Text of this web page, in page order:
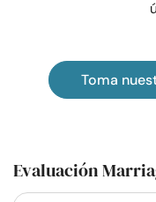
Toma
Evaluación